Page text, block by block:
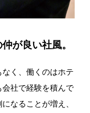
が良い社風。
く、働くのはホテ
社で経験を積んで
なることが増え、